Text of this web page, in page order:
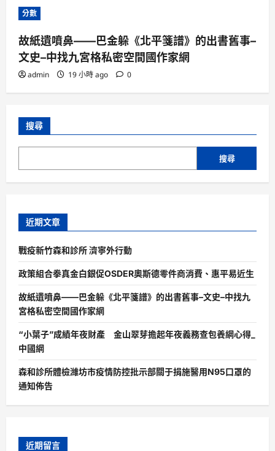
分數
故紙遺噴鼻——巴金躲《北平箋譜》的出書舊事–
文史–中找九宮格私密空間國作家網
admin 19 小時 ago 0
搜尋
搜尋
近期文章
戰疫新竹森和診所 濟寧外行動
政策組合拳真金白銀促OSDER奧斯德零件商消費、惠平易近生
故紙遺噴鼻——巴金躲《北平箋譜》的出書舊事–文史–中找九
宮格私密空間國作家網
“小葉子”成績年夜財產 金山翠芽擔起年夜義務查包養網心得_
中國網
森和診所體檢濰坊市疫情防控批示部關于捐施醫用N95口罩的
通知佈告
近期留言